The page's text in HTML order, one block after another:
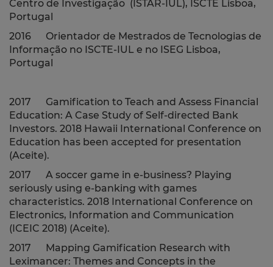
Centro de Investigação (ISTAR-IUL), ISCTE Lisboa,
Portugal
2016 Orientador de Mestrados de Tecnologias de
Informação no ISCTE-IUL e no ISEG Lisboa,
Portugal
2017 Gamification to Teach and Assess Financial
Education: A Case Study of Self-directed Bank
Investors. 2018 Hawaii International Conference on
Education has been accepted for presentation
(Aceite).
2017 A soccer game in e-business? Playing
seriously using e-banking with games
characteristics. 2018 International Conference on
Electronics, Information and Communication
(ICEIC 2018) (Aceite).
2017 Mapping Gamification Research with
Leximancer: Themes and Concepts in the